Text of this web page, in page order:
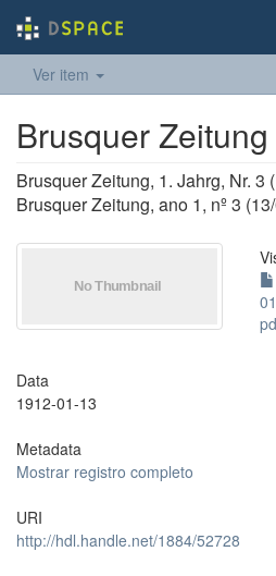
Ver item
Brusquer Zeitung
Brusquer Zeitung, 1. Jahrg, Nr. 3
Brusquer Zeitung, ano 1, nº 3
Data
1912-01-13
Metadata
Mostrar registro completo
URI
http://hdl.handle.net/1884/52728